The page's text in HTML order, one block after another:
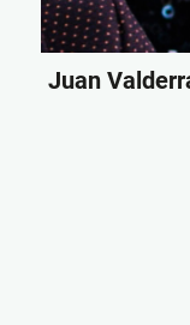
Juan